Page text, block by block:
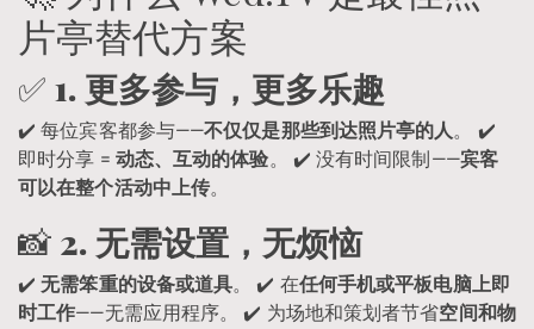
片亭替代方案
✅1. 更多参与，更多乐趣
✔️ 每位宾客都参与——不仅仅是那些到达照片亭的人。 ✔️
即时分享 = 动态、互动的体验。 ✔️ 没有时间限制——宾客
可以在整个活动中上传。
📸 2. 无需设置，无烦恼
✔️无需笨重的设备或道具。 ✔️ 在任何手机或平板电脑上即
时工作——无需应用程序。 ✔️ 为场地和策划者节省空间和物